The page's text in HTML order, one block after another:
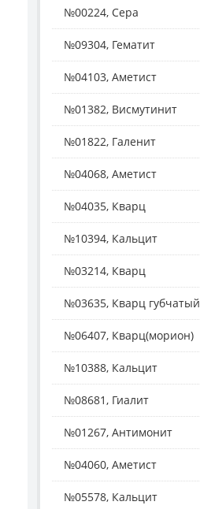
№00224, Сера
№09304, Гематит
№04103, Аметист
№01382, Висмутинит
№01822, Галенит
№04068, Аметист
№04035, Кварц
№10394, Кальцит
№03214, Кварц
№03635, Кварц губчатый
№06407, Кварц(морион)
№10388, Кальцит
№08681, Гиалит
№01267, Антимонит
№04060, Аметист
№05578, Кальцит